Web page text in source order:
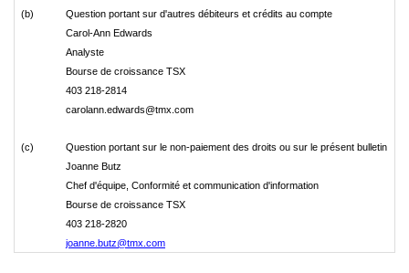
(b)
Question portant sur d'autres débiteurs et crédits au compte
Carol-Ann Edwards
Analyste
Bourse de croissance TSX
403 218-2814
carolann.edwards@tmx.com
(c)
Question portant sur le non-paiement des droits ou sur le présent bulletin
Joanne Butz
Chef d'équipe, Conformité et communication d'information
Bourse de croissance TSX
403 218-2820
joanne.butz@tmx.com